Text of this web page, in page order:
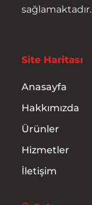
sağlamaktadır.
Site Haritası
Anasayfa
Hakkımızda
Ürünler
Hizmetler
İletişim